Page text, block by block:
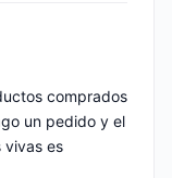
comprados
un pedido y el
vivas es